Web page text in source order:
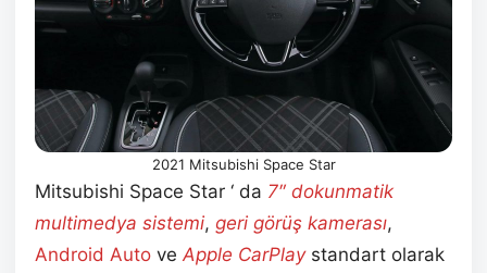
2021 Mitsubishi Space Star
Mitsubishi Space Star ‘ da 7″ dokunmatik
multimedya sistemi, geri görüş kamerası,
Android Auto ve Apple CarPlaystandart olarak